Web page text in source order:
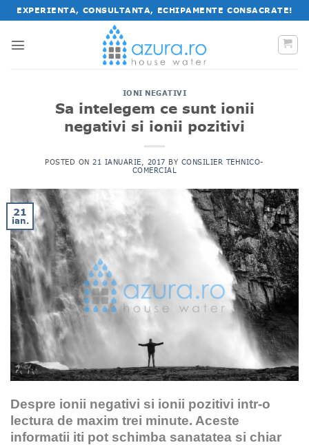
Salt
la
conținut
EXPERIENTA, CONSULTANTA, ECHIPAMENTE CONSACRATE!
IONI NEGATIVI
Sa intelegem ce sunt ionii
negativi si ionii pozitivi
POSTED ON21 IANUARIE, 2017 BY CONSILIER TEHNICO-
COMERCIAL
21
ian.
Despre ionii negativi si ionii pozitivi intr-o
lectura de maxim trei minute. Aceste
informatii iti pot schimba sanatatea si chiar